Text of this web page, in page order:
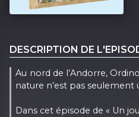
DESCRIPTION DE
Au nord de l’Andorre,
nature n’est pas
Dans cet épisode de « Un